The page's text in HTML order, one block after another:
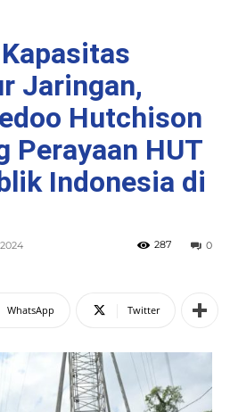
Jaringan,
Hutchison
Perayaan HUT
Indonesia di
0
287
WhatsApp Twitter